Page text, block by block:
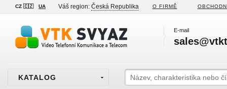
CZ 🇨🇿 UA Váš region: Česká Republika O FIRMĚ
E-mail
KATALOG